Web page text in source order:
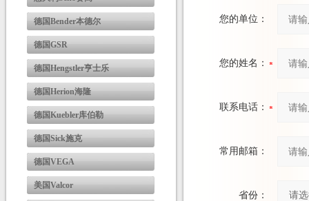
德国Bender本德尔
德国GSR
德国Hengstler亨士乐
德国Herion海隆
德国Kuebler库伯勒
德国Sick施克
德国VEGA
美国Valcor
您的单位：
您的姓名：
联系电话：
常用邮箱：
省份：